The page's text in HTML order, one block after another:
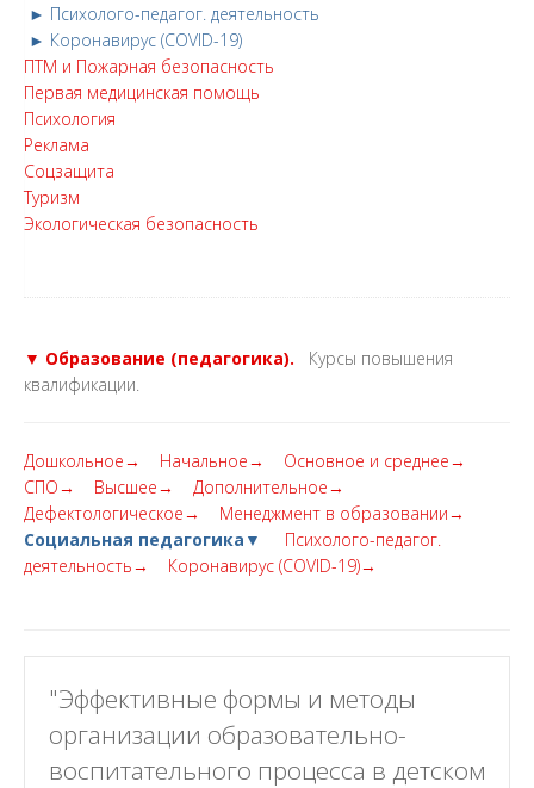
► Психолого-педагог. деятельность
► Коронавирус (COVID-19)
ПТМ и Пожарная безопасность
Первая медицинская помощь
Психология
Реклама
Соцзащита
Туризм
Экологическая безопасность
▼ Образование (педагогика).
Курсы повышения
квалификации.
Дошкольное→ Начальное→
Основное и среднее→
СПО→
Высшее→
Дополнительное→
Дефектологическое→
Менеджмент в образовании→
Социальная педагогика▼
Психолого-педагог.
деятельность→
Коронавирус (COVID-19)→
"Эффективные формы и методы
организации образовательно-
воспитательного процесса в детском